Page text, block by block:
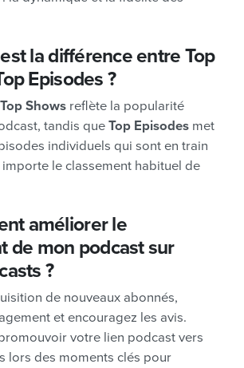
la différence entre Top
Episodes ?
Top Shows reflète la popularité
tandis que Top Episodes met
individuels qui sont en train
le classement habituel de
améliorer le
de mon podcast sur
?
de nouveaux abonnés,
et encouragez les avis.
votre lien podcast vers
lors des moments clés pour